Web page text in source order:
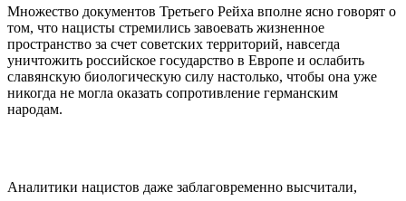
Множество документов Третьего Рейха вполне ясно говорят о
том, что нацисты стремились завоевать жизненное
пространство за счет советских территорий, навсегда
уничтожить российское государство в Европе и ослабить
славянскую биологическую силу настолько, чтобы она уже
никогда не могла оказать сопротивление германским
народам.
Аналитики нацистов даже заблаговременно высчитали,